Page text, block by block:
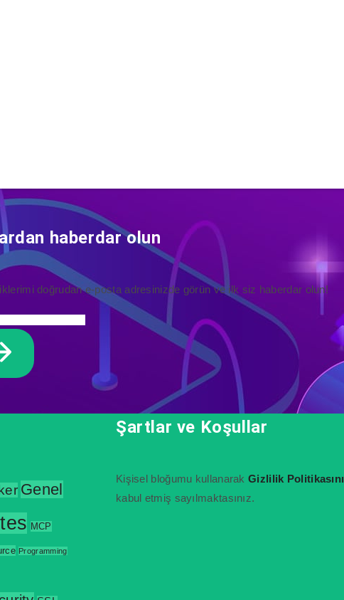
haberdar olun
doğrudan e-posta adresinizde görün ve ilk siz haberdar olun!
Genel
MCP
Programming
Şartlar ve Koşullar
Kişisel bloğumu kullanarakGizlilik Politikasını
kabul etmiş sayılmaktasınız.